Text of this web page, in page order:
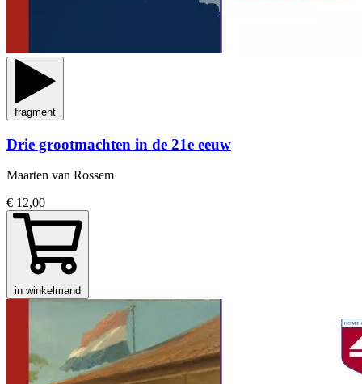
fragment
Drie grootmachten in de 21e eeuw
Maarten van Rossem
€ 12,00
in winkelmand